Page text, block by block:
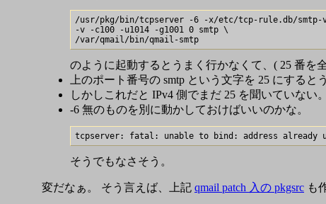
/usr/pkg/bin/tcpserver -6 -x/etc/tcp-rule.db/smtp-
-v -c100 -u1014 -g1001 0 smtp \
のように起動するとうまく行かなくて、( 25 番を
上のポート番号の smtp という文字を 25 にすると
しかしこれだと IPv4 側でまだ 25 を聞いていない。
-6 無のものを別に動かしておけばいいのかな。
そうでもなさそう。
変だなぁ。 そう言えば、上記 qmail patch 入の pkgsrc も